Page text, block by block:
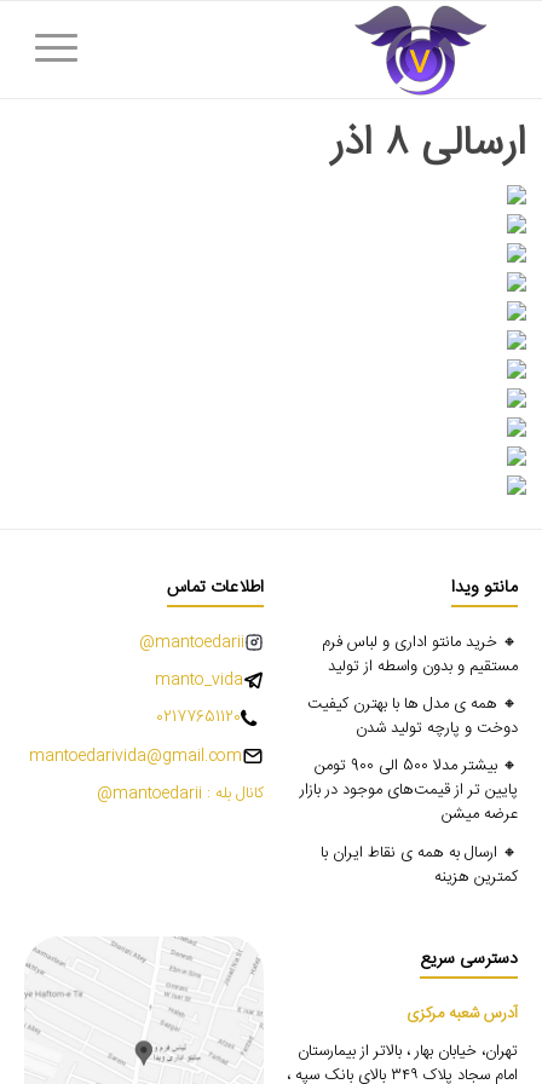
ارسالی ۸ اذر
مانتو ویدا
🔸 خرید مانتو اداری و لباس فرم
مستقیم و بدون واسطه از تولید
🔸 همه ی مدل ها با بهترن کیفیت
دوخت و پارچه تولید شدن
🔸 بیشتر مدلا 500 الی 900 تومن
پایین تر از قیمت‌های موجود در بازار
عرضه میشن
🔸 ارسال به همه ی نقاط ایران با
کمترین هزینه
اطلاعات تماس
mantoedarii@
manto_vida
02177651120
mantoedarivida@gmail.com
کانال بله : mantoedarii@
دسترسی سریع
آدرس شعبه مرکزی
تهران، خیابان بهار ، بالاتر از بیمارستان
امام سجاد پلاک ۳۴۹ بالای بانک سپه ،